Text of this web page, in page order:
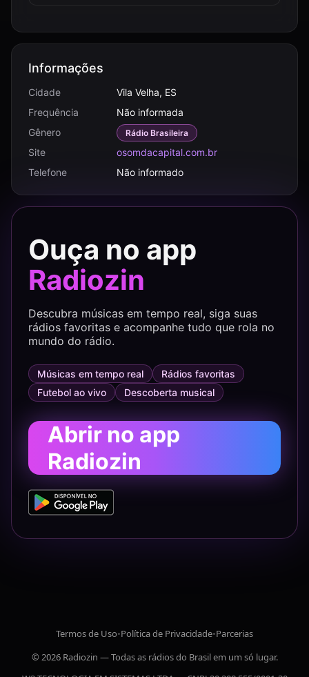
Informações
Cidade
Vila Velha, ES
Frequência
Não informada
Gênero
Rádio Brasileira
Site
osomdacapital.com.br
Telefone
Não informado
Ouça no app
Radiozin
Descubra músicas em tempo real, siga suas
rádios favoritas e acompanhe tudo que rola no
mundo do rádio.
Músicas em tempo real
Rádios favoritas
Futebol ao vivo
Descoberta musical
Abrir no app
Radiozin
Termos de Uso•Política de Privacidade•Parcerias
© 2026 Radiozin — Todas as rádios do Brasil em um só lugar.